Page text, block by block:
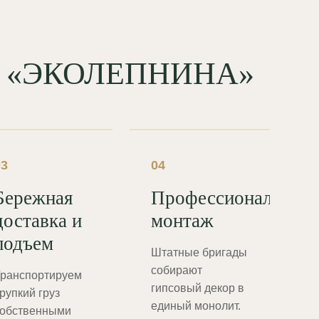
«ЭКОЛЕПНИНА»
и
груз
04
Профессиональный
монтаж
Штатные бригады
собирают
гипсовый декор в
единый монолит.